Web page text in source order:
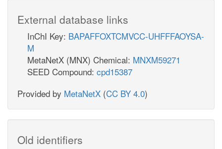
External database links
InChI Key: BAPAFFOXTCMVCC-UHFFFAOYSA-
M
MetaNetX (MNX) Chemical: MNXM59271
SEED Compound: cpd15387
Provided by MetaNetX (CC BY 4.0)
Old identifiers